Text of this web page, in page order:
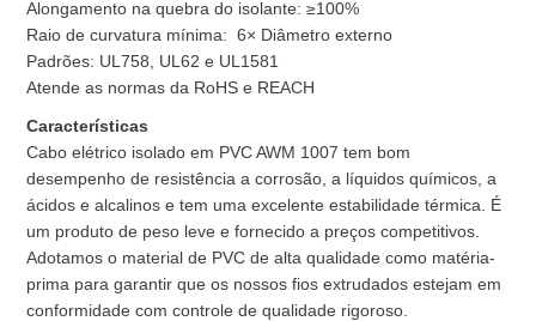
Alongamento na quebra do isolante: ≥100%
Raio de curvatura mínima: 6× Diâmetro externo
Padrões: UL758, UL62 e UL1581
Atende as normas da RoHS e REACH
Características
Cabo elétrico isolado em PVC AWM 1007 tem bom
desempenho de resistência a corrosão, a líquidos químicos, a
ácidos e alcalinos e tem uma excelente estabilidade térmica. É
um produto de peso leve e fornecido a preços competitivos.
Adotamos o material de PVC de alta qualidade como matéria-
prima para garantir que os nossos fios extrudados estejam em
conformidade com controle de qualidade rigoroso.